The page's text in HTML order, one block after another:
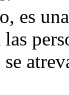
es